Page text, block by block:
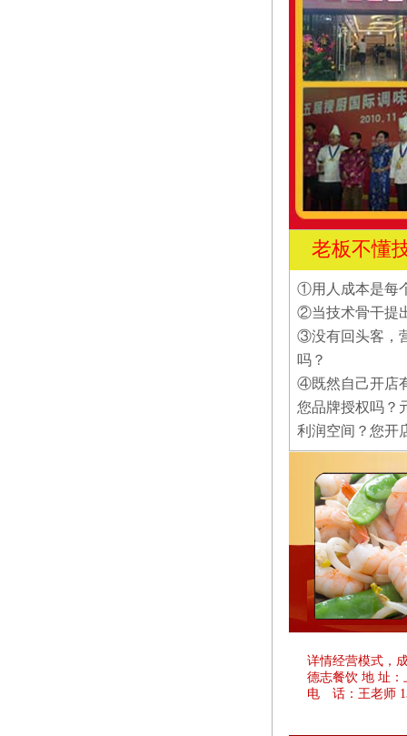
老板不懂
①用人成本是每
②当技术骨干提
③没有回头客，
吗？
④既然自己开店
您品牌授权吗？
利润空间？您开
详情经营模式，
德志餐饮 地 址
电 话：王老师